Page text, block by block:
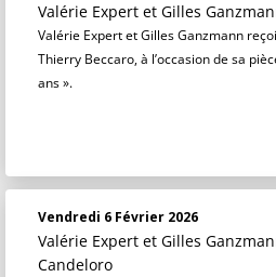
Valérie Expert et Gilles
Valérie Expert et Gilles Ganzmann
Thierry Beccaro, à l’occasion de sa
ans ».
Vendredi 6 Février 2026
Valérie Expert et Gilles
Candeloro